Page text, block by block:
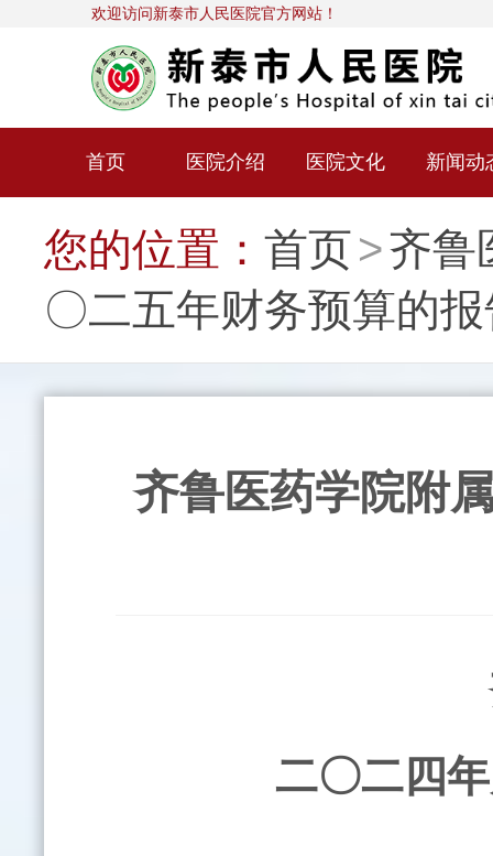
欢迎访问新泰市人民医院官方网站！
首页 医院介绍 医院文化 新闻动
您的位置： 首页>齐鲁
〇二五年财务预算的
齐鲁医药学院附
二〇二四